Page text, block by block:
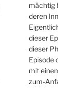
mächtig
deren
dieser
dieser
Episode
mit
zum-